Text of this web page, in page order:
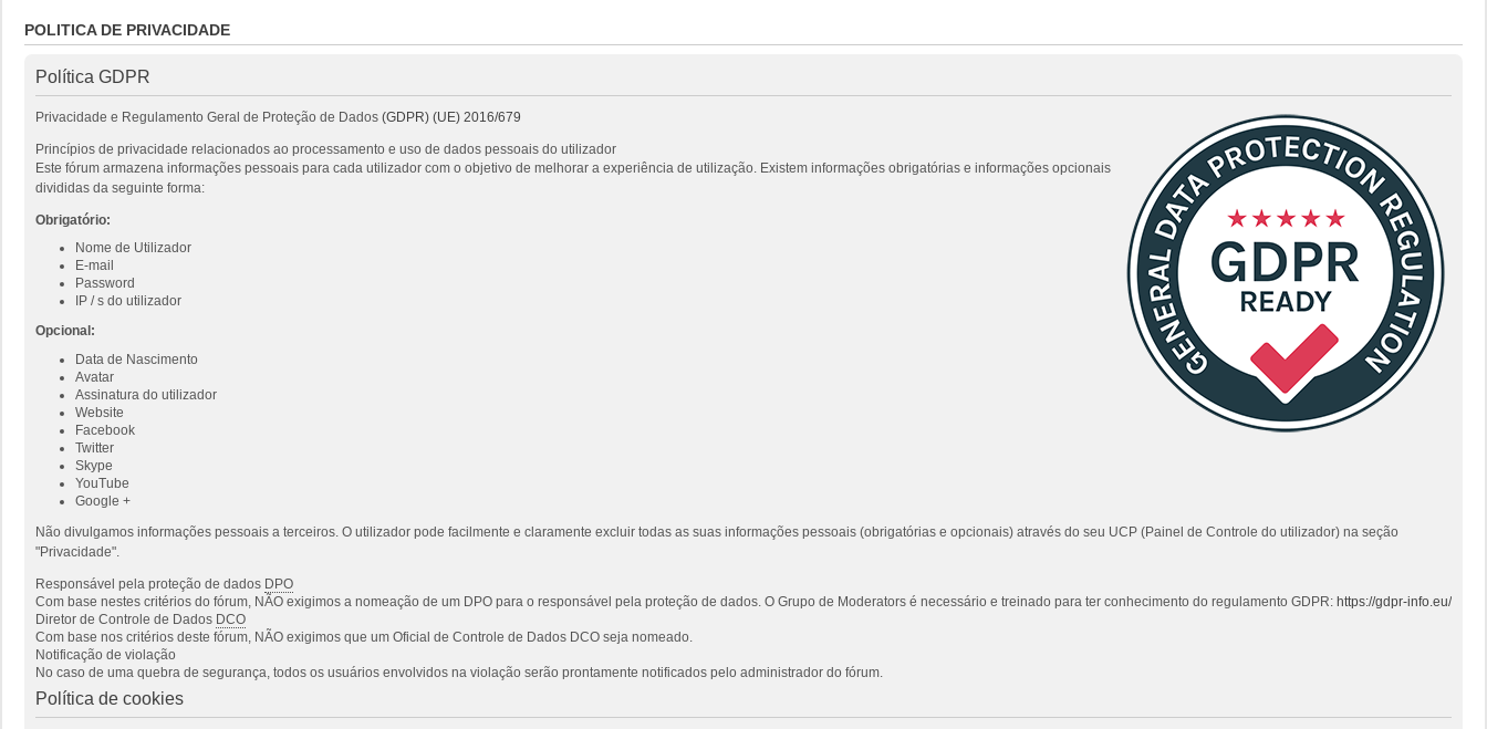
POLITICA DE PRIVACIDADE
Política GDPR
Privacidade e Regulamento Geral de Proteção de Dados (GDPR) (UE) 2016/679
Princípios de privacidade relacionados ao processamento e uso de dados pessoais do utilizador
Este fórum armazena informações pessoais para cada utilizador com o objetivo de melhorar a experiência de utilização. Existem informações obrigatórias e informações opcionais
divididas da seguinte forma:
Obrigatório:
Nome de Utilizador
E-mail
Password
IP / s do utilizador
Opcional:
Data de Nascimento
Avatar
Assinatura do utilizador
Website
Facebook
Twitter
Skype
YouTube
Google +
Não divulgamos informações pessoais a terceiros. O utilizador pode facilmente e claramente excluir todas as suas informações pessoais (obrigatórias e opcionais) através do seu UCP (Painel de Controle do utilizador) na seção
"Privacidade".
Responsável pela proteção de dados DPO
Com base nestes critérios do fórum, NÃO exigimos a nomeação de um DPO para o responsável pela proteção de dados. O Grupo de Moderators é necessário e treinado para ter conhecimento do regulamento GDPR: https://gdpr-info.eu/
Diretor de Controle de Dados DCO
Com base nos critérios deste fórum, NÃO exigimos que um Oficial de Controle de Dados DCO seja nomeado.
Notificação de violação
No caso de uma quebra de segurança, todos os usuários envolvidos na violação serão prontamente notificados pelo administrador do fórum.
Política de cookies